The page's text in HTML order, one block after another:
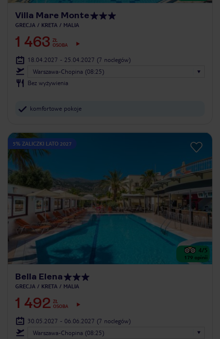
Villa Mare Monte
GRECJA KRETA MALIA
1 463 ZŁ
OSOBA
18.04.2027 - 25.04.2027 (7 noclegów)
Warszawa-Chopina (08:25)
Bez wyżywienia
komfortowe pokoje
5% ZALICZKI LATO 2027
4/5
179 opinii
Bella Elena
GRECJA KRETA MALIA
1 492 ZŁ
OSOBA
30.05.2027 - 06.06.2027 (7 noclegów)
Warszawa-Chopina (08:25)